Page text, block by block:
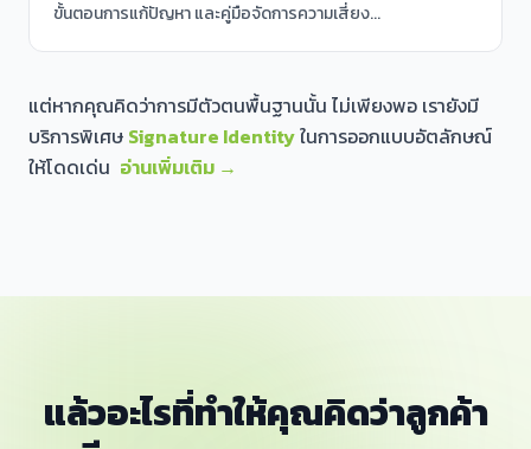
ขั้นตอนการแก้ปัญหา และคู่มือจัดการความเสี่ยง...
แต่หากคุณคิดว่าการมีตัวตนพื้นฐานนั้น ไม่เพียงพอ เรายังมี
บริการพิเศษ Signature Identityในการออกแบบอัตลักษณ์
ให้โดดเด่น อ่านเพิ่มเติม →
แล้วอะไรที่ทำให้คุณคิดว่าลูกค้า